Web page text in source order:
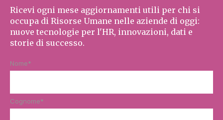
Ricevi ogni mese aggiornamenti utili per chi si
occupa di Risorse Umane nelle aziende di oggi:
nuove tecnologie per l'HR, innovazioni, dati e
storie di successo.
Nome*
Cognome*